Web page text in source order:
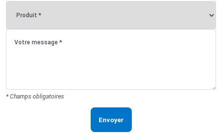
* Champs obligatoires
Envoyer